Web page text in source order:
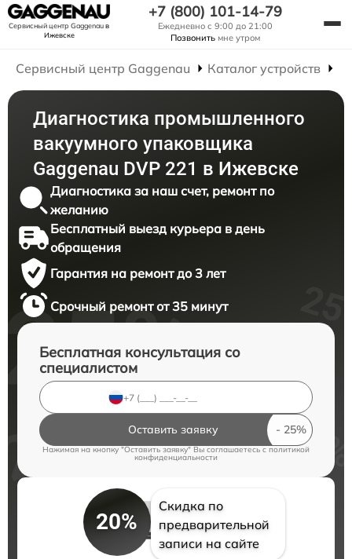
Сервисный центр Gaggenauв
Ижевске
+7 (800) 101-14-79
Ежедневно с 9:00 до 21:00
Позвонить мне утром
Сервисный центр Gaggenau Каталог устройств
Диагностика промышленного
вакуумного упаковщика
Gaggenau DVP 221 в Ижевске
Диагностика за наш счет, ремонт по
желанию
Бесплатный выезд курьера в день
обращения
Гарантия на ремонт до 3 лет
Срочный ремонт от 35 минут
Бесплатная консультация со
специалистом
Оставить заявку
Нажимая на кнопку "Оставить заявку" Вы соглашаетесь cполитикой
конфиденциальности
20%
Скидка по
предварительной
записи на сайте